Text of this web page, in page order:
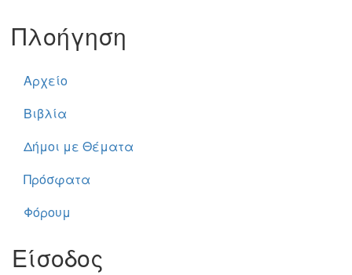
Πλοήγηση
Αρχείο
Βιβλία
Δήμοι με Θέματα
Πρόσφατα
Φόρουμ
Είσοδος